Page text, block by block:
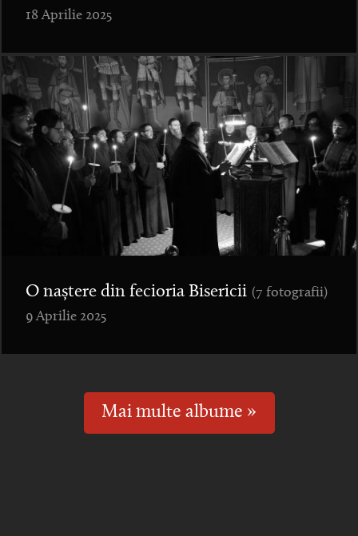
18 Aprilie 2025
O naștere din fecioria Bisericii (7 fotografii)
9 Aprilie 2025
Mai multe albume »